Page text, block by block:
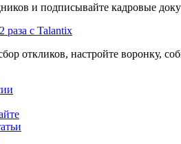
и подписывайте кадровые
раза с Talantix
откликов, настройте воронку,